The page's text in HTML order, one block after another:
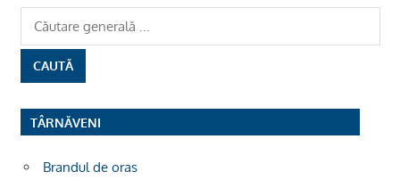
TÂRNĂVENI
Brandul de oras